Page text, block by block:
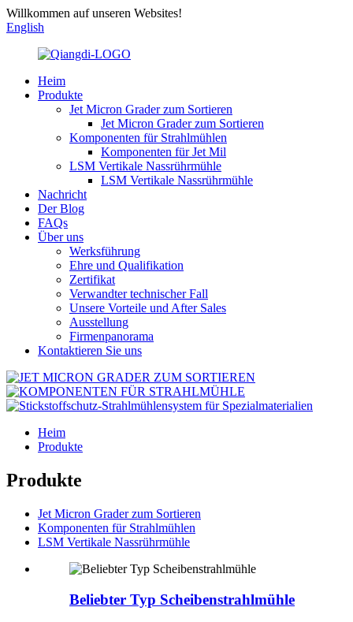
Willkommen auf unseren Websites!
English
Heim
Produkte
Jet Micron Grader zum Sortieren
Jet Micron Grader zum Sortieren
Komponenten für Strahlmühlen
Komponenten für Jet Mil
LSM Vertikale Nassrührmühle
LSM Vertikale Nassrührmühle
Nachricht
Der Blog
FAQs
Über uns
Werksführung
Ehre und Qualifikation
Zertifikat
Verwandter technischer Fall
Unsere Vorteile und After Sales
Ausstellung
Firmenpanorama
Kontaktieren Sie uns
Heim
Produkte
Produkte
Jet Micron Grader zum Sortieren
Komponenten für Strahlmühlen
LSM Vertikale Nassrührmühle
Beliebter Typ Scheibenstrahlmühle